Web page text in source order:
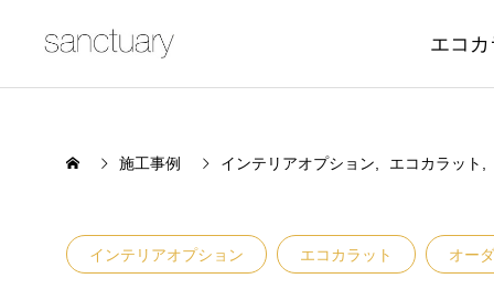
エコ
施工事例 インテリアオプション エコカラット
インテリアオプション エコカラット オー